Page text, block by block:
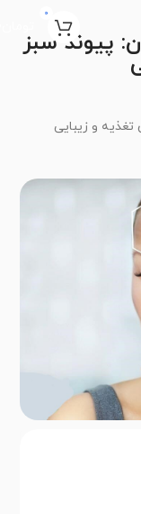
0
پیوند سبز
و زیبایی